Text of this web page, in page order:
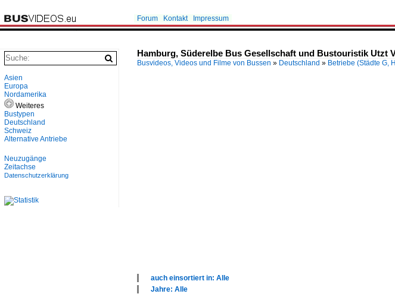
Forum Kontakt Impressum
Hamburg, Süderelbe Bus Gesellschaft und Bustouristik Utzt
Busvideos, Videos und Filme von Bussen » Deutschland » Betriebe (Städte G,
auch einsortiert in: Alle
Jahre: Alle
Asien
Europa
Nordamerika
Weiteres
Bustypen
Deutschland
Schweiz
Alternative Antriebe
Neuzugänge
Zeitachse
Datenschutzerklärung